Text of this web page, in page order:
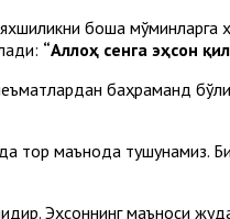
яхшиликни бошқа
“Аллоҳ сенга эҳсон
баҳраманд
тор маънода тушунамиз.
Эҳсоннинг маъноси